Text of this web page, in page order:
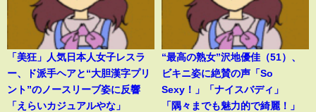
「美狂」人気日本人女子レスラ
ー、ド派手ヘアと“大胆漢字プリ
ント”のノースリーブ姿に反響
「えらいカジュアルやな」
“最高の熟女”沢地優佳（51）、
ビキニ姿に絶賛の声「So
Sexy！」「ナイスバディ」
「隅々までも魅力的で綺麗！」